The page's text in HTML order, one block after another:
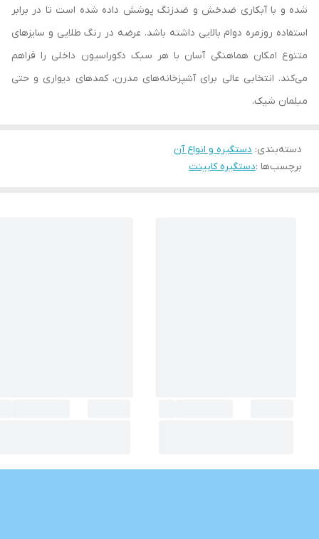
شده و با آبکاری ضدخش و ضدزنگ پوشش داده شده است تا در برابر
استفاده روزمره دوام بالایی داشته باشد. عرضه در رنگ‌ طلایی و سایزهای
متنوع امکان هماهنگی آسان با هر سبک دکوراسیون داخلی را فراهم
می‌کند. انتخابی عالی برای آشپزخانه‌های مدرن، کمدهای دیواری و حتی
مبلمان شیک.
دسته‌بندی: دستگیره و انواع آن
برچسب‌ها :دستگیره کابینت